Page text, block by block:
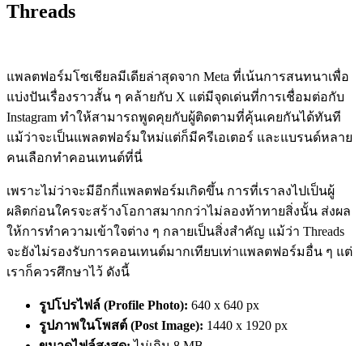
Threads
แพลตฟอร์มโซเชียลมีเดียล่าสุดจาก Meta ที่เน้นการสนทนาเพื่อ
แบ่งปันเรื่องราวสั้น ๆ คล้ายกับ X แต่มีจุดเด่นที่การเชื่อมต่อกับ
Instagram ทำให้สามารถพูดคุยกับผู้ติดตามที่คุ้นเคยกันได้ทันที
แม้ว่าจะเป็นแพลตฟอร์มใหม่แต่ก็มีครีเอเตอร์ และแบรนด์หลาย
คนเลือกทำคอนเทนต์ที่นี่
เพราะไม่ว่าจะมีอีกกี่แพลตฟอร์มเกิดขึ้น การที่เราลงไปเป็นผู้
ผลิตก่อนใครจะสร้างโอกาสมากกว่าไม่ลองท้าทายสิ่งนั้น ส่งผล
ให้การทำความเข้าใจต่าง ๆ กลายเป็นสิ่งสำคัญ แม้ว่า Threads
จะยังไม่รองรับการคอนเทนต์มากเทียบเท่าแพลตฟอร์มอื่น ๆ แต่
เราก็ควรศึกษาไว้ ดังนี้
รูปโปรไฟล์ (Profile Photo): 640 x 640 px
รูปภาพในโพสต์ (Post Image): 1440 x 1920 px